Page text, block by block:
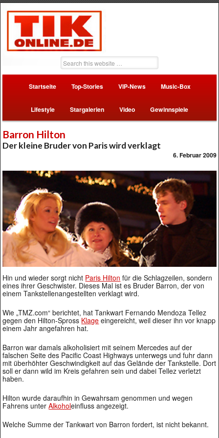
Startseite Top-Stories VIP-News Music-Box
Lifestyle Stargalerien Video Gewinnspiele
Barron Hilton
Der kleine Bruder von Paris wird verklagt
6. Februar 2009
Hin und wieder sorgt nicht Paris Hilton für die Schlagzeilen, sondern
eines ihrer Geschwister. Dieses Mal ist es Bruder Barron, der von
einem Tankstellenangestellten verklagt wird.
Wie „TMZ.com“ berichtet, hat Tankwart Fernando Mendoza Tellez
gegen den Hilton-Spross Klage eingereicht, weil dieser ihn vor knapp
einem Jahr angefahren hat.
Barron war damals alkoholisiert mit seinem Mercedes auf der
falschen Seite des Pacific Coast Highways unterwegs und fuhr dann
mit überhöhter Geschwindigkeit auf das Gelände der Tankstelle. Dort
soll er dann wild im Kreis gefahren sein und dabei Tellez verletzt
haben.
Hilton wurde daraufhin in Gewahrsam genommen und wegen
Fahrens unterAlkoholeinfluss angezeigt.
Welche Summe der Tankwart von Barron fordert, ist nicht bekannt.